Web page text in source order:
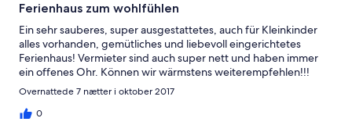
Ferienhaus zum wohlfühlen
Ein sehr sauberes, super ausgestattetes, auch für Kleinkinder
alles vorhanden, gemütliches und liebevoll eingerichtetes
Ferienhaus! Vermieter sind auch super nett und haben immer
ein offenes Ohr. Können wir wärmstens weiterempfehlen!!!
Overnattede 7 nætter i oktober 2017
0